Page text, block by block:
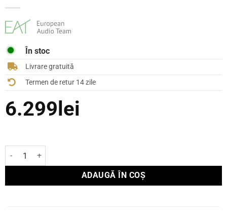
În stoc
Livrare gratuită
Termen de retur 14 zile
6.299 lei
Cantitate Pick-up EAT Prelude
ADAUGĂ ÎN COȘ